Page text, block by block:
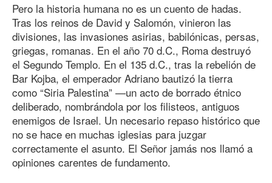
Pero la historia humana no es un cuento de hadas.
Tras los reinos de David y Salomón, vinieron las
divisiones, las invasiones asirias, babilónicas, persas,
griegas, romanas. En el año 70 d.C., Roma destruyó
el Segundo Templo. En el 135 d.C., tras la rebelión de
Bar Kojba, el emperador Adriano bautizó la tierra
como “Siria Palestina” —un acto de borrado étnico
deliberado, nombrándola por los filisteos, antiguos
enemigos de Israel. Un necesario repaso histórico que
no se hace en muchas iglesias para juzgar
correctamente el asunto. El Señor jamás nos llamó a
opiniones carentes de fundamento.